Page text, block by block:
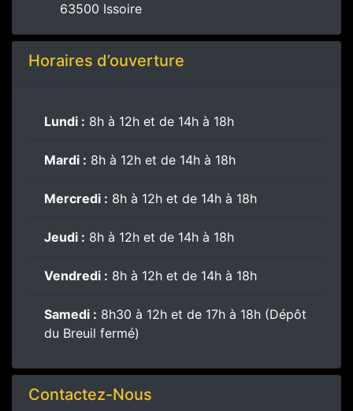
63500 Issoire
Horaires d’ouverture
Lundi : 8h à 12h et de 14h à 18h
Mardi : 8h à 12h et de 14h à 18h
Mercredi : 8h à 12h et de 14h à 18h
Jeudi : 8h à 12h et de 14h à 18h
Vendredi : 8h à 12h et de 14h à 18h
Samedi : 8h30 à 12h et de 17h à 18h (Dépôt
du Breuil fermé)
Contactez-Nous